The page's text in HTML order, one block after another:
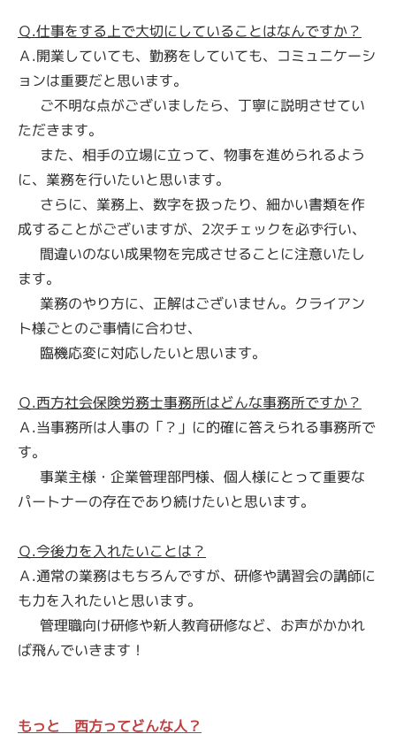
Ｑ.仕事をする上で大切にしていることはなんですか？
Ａ.開業していても、勤務をしていても、コミュニケーシ
ョンは重要だと思います。
ご不明な点がございましたら、丁寧に説明させてい
ただきます。
また、相手の立場に立って、物事を進められるよう
に、業務を行いたいと思います。
さらに、業務上、数字を扱ったり、細かい書類を作
成することがございますが、2次チェックを必ず行い、
間違いのない成果物を完成させることに注意いたし
ます。
業務のやり方に、正解はございません。クライアン
ト様ごとのご事情に合わせ、
​ 臨機応変に対応したいと思います。
Ｑ.西方社会保険労務士事務所はどんな事務所ですか？
Ａ.当事務所は人事の「？」に的確に答えられる事務所で
す。
事業主様・企業管理部門様、個人様にとって重要な
パートナーの存在であり続けたいと思います。
Ｑ.今後力を入れたいことは？
Ａ.通常の業務はもちろんですが、研修や講習会の講師に
も力を入れたいと思います。
管理職向け研修や新人教育研修など、お声がかかれ
ば飛んでいきます！
もっと 西方ってどんな人？